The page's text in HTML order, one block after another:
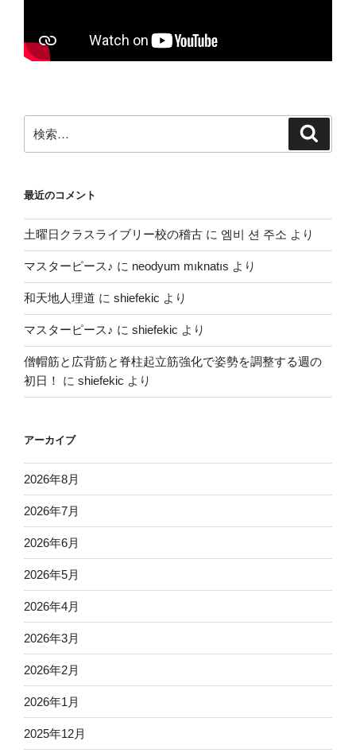
索:
最近のコメント
土曜日クラスライブリー校の稽古 に 엠비 션 주소 より
マスターピース♪ に neodyum mıknatıs より
和天地人理道 に shiefekic より
マスターピース♪ に shiefekic より
僧帽筋と広背筋と脊柱起立筋強化で姿勢を調整する週の
初日！
に shiefekic より
アーカイブ
2026年8月
2026年7月
2026年6月
2026年5月
2026年4月
2026年3月
2026年2月
2026年1月
2025年12月